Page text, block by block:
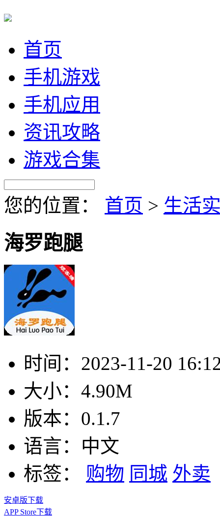
首页
手机游戏
手机应用
资讯攻略
游戏合集
您的位置： 首页 > 生活
海罗跑腿
时间： 2023-11-20
大小： 4.90M
版本： 0.1.7
语言： 中文
标签：
购物 同城 外卖
安卓版下载
APP Store下载